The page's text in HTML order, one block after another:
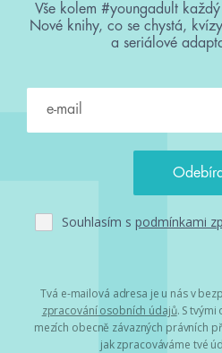
Vše kolem #youngadult
Nové knihy, co se chystá,
a seriálové
Souhlasím s podmínkami
Tvá e-mailová adresa je u nás v
zpracování osobních údajů. S
mezích obecně závazných právních
jak zpracováváme tvé